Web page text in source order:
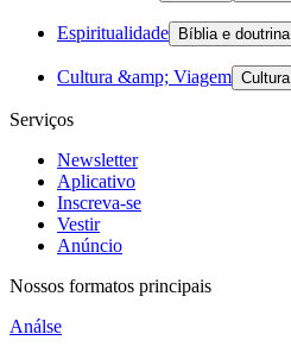
Espiritualidade Bíblia e doutrina
Cultura &amp; Viagem Cultura
Serviços
Newsletter
Aplicativo
Inscreva-se
Vestir
Anúncio
Nossos formatos principais
Análse